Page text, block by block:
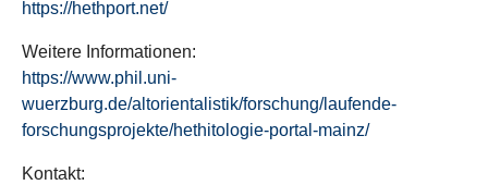
https://hethport.net/
Weitere Informationen:
https://www.phil.uni-
wuerzburg.de/altorientalistik/forschung/laufende-
forschungsprojekte/hethitologie-portal-mainz/
Kontakt: